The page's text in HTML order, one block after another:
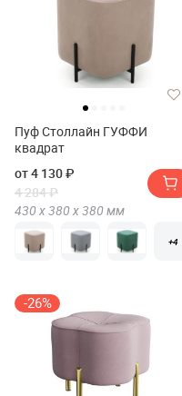
Пуф Столлайн ГУФФИ
квадрат
от 4 130 ₽
4 284 ₽
430 х380 х380 мм
+4
-26%